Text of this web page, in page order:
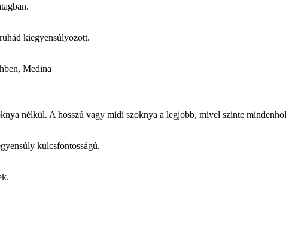
kiegyensúlyozott.
Medina
nélkül. A hosszú vagy midi szoknya a legjobb, mivel szinte
kulcsfontosságú.